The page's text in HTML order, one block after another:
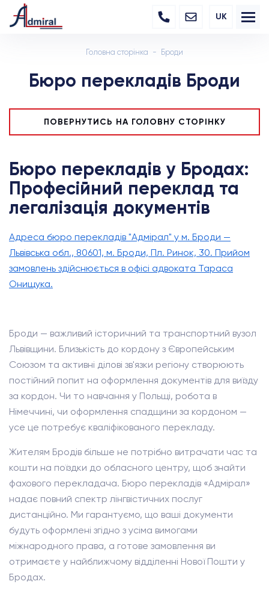
UK
Головна сторінка Броди
Бюро перекладів Броди
ПОВЕРНУТИСЬ НА ГОЛОВНУ СТОРІНКУ
Бюро перекладів у Бродах:
Професійний переклад та
легалізація документів
Адреса бюро перекладів "Адмірал" у м. Броди —
Львівська обл., 80601, м. Броди, Пл. Ринок, 30. Прийом
замовлень здійснюється в офісі адвоката Тараса
Онищука.
Броди — важливий історичний та транспортний вузол
Львівщини. Близькість до кордону з Європейським
Союзом та активні ділові зв'язки регіону створюють
постійний попит на оформлення документів для виїзду
за кордон. Чи то навчання у Польщі, робота в
Німеччині, чи оформлення спадщини за кордоном —
усе це потребує кваліфікованого перекладу.
Жителям Бродів більше не потрібно витрачати час та
кошти на поїздки до обласного центру, щоб знайти
фахового перекладача. Бюро перекладів «Адмірал»
надає повний спектр лінгвістичних послуг
дистанційно. Ми гарантуємо, що ваші документи
будуть оформлені згідно з усіма вимогами
міжнародного права, а готове замовлення ви
отримаєте у найближчому відділенні Нової Пошти у
Бродах.